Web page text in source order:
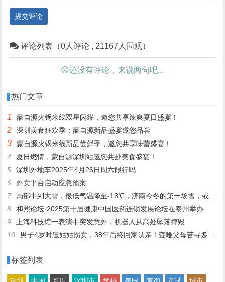
提交评论
评论列表（0人评论 , 21167人围观）
☹还没有评论，来说两句吧...
热门文章
1 蒙自源火锅米线双星闪耀，邀您共享辣爽夏日盛宴！
2 深圳美食狂欢季：蒙自源新品盛宴邀您品尝
3
蒙自源火锅米线新品尝鲜季，邀您共享味蕾盛宴！
4
夏日燃情，蒙自源深圳站邀您共赴美食盛宴！
5
深圳外地车2025年4月26日周六限行吗
6
外卖平台启动应急预案
7
局部中到大雪，最低气温降至-13℃，济南今冬的第一场雪，或跟去年同一时间！
8
和熙论坛·2025第十届健康中国医药连锁发展论坛在泰州举办
9
上海科技馆一表演中突发意外，机器人从高处坠落摔毁
10
男子4岁时遭姑姑拐卖，38年后终回家认亲！聋哑父母苦寻多年，母亲已抱憾离世丨红星寻人
标签列表